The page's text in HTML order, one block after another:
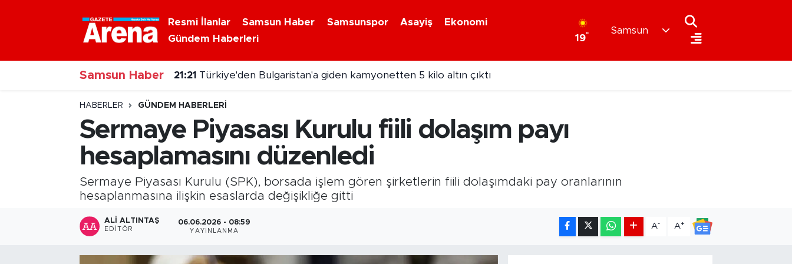
Resmi İlanlar Samsun Haber Samsunspor Asayiş
Ekonomi
Gündem Haberleri
19°
Samsun
Samsun Haber 21:21 Türkiye'den Bulgaristan'a giden kamyonetten 5 kilo altın çıktı
HABERLER GÜNDEM HABERLERI
Sermaye Piyasası Kurulu fiili dolaşım payı
hesaplamasını düzenledi
Sermaye Piyasası Kurulu (SPK), borsada işlem gören şirketlerin fiili dolaşımdaki pay oranlarının
hesaplanmasına ilişkin esaslarda değişikliğe gitti
ALI ALTINTAŞ
EDITÖR
06.06.2026 - 08:59
YAYINLANMA
A- A+
Nöbetçi Eczaneler
Hava Durumu
Samsun Namaz Vakitleri
Trafik Durumu
Süper Lig Puan Durumu ve Fikstür
Tüm Manşetler
Son Dakika Haberleri
Haber Arşivi